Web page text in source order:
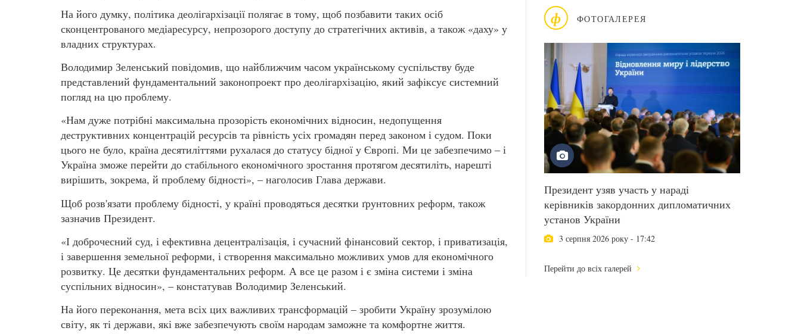
ф ФОТОГАЛЕРЕЯ
Президент узяв участь у нараді
керівників закордонних дипломатичних
установ України
3 серпня 2026 року - 17:42
Перейти до всіх галерей
На його думку, політика деолігархізації полягає в тому, щоб позбавити таких осіб
сконцентрованого медіаресурсу, непрозорого доступу до стратегічних активів, а також «даху» у
владних структурах.
Володимир Зеленський повідомив, що найближчим часом українському суспільству буде
представлений фундаментальний законопроект про деолігархізацію, який зафіксує системний
погляд на цю проблему.
«Нам дуже потрібні максимальна прозорість економічних відносин, недопущення
деструктивних концентрацій ресурсів та рівність усіх громадян перед законом і судом. Поки
цього не було, країна десятиліттями рухалася до статусу бідної у Європі. Ми це забезпечимо – і
Україна зможе перейти до стабільного економічного зростання протягом десятиліть, нарешті
вирішить, зокрема, й проблему бідності», – наголосив Глава держави.
Щоб розв'язати проблему бідності, у країні проводяться десятки ґрунтовних реформ, також
зазначив Президент.
«І доброчесний суд, і ефективна децентралізація, і сучасний фінансовий сектор, і приватизація,
і завершення земельної реформи, і створення максимально можливих умов для економічного
розвитку. Це десятки фундаментальних реформ. А все це разом і є зміна системи і зміна
суспільних відносин», – констатував Володимир Зеленський.
На його переконання, мета всіх цих важливих трансформацій – зробити Україну зрозумілою
світу, як ті держави, які вже забезпечують своїм народам заможне та комфортне життя.